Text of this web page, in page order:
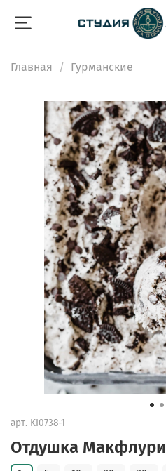
Главная Гурманские
арт. KI0738-1
Отдушка Макфлури